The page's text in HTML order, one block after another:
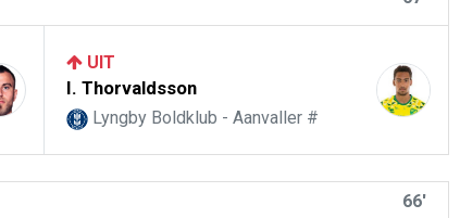
UIT
I. Thorvaldsson
Lyngby Boldklub - Aanvaller #
66'